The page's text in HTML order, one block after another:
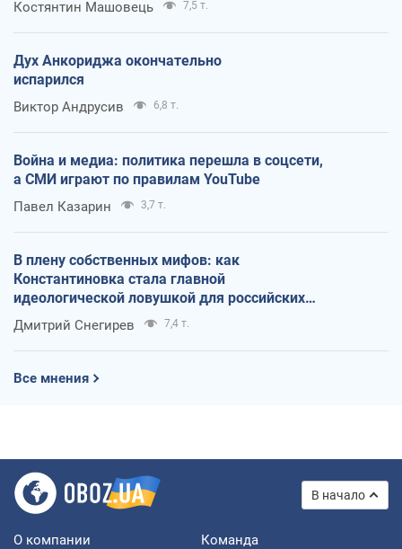
Костянтин Машовець 7,5 т.
Дух Анкориджа окончательно
испарился
Виктор Андрусив 6,8 т.
Война и медиа: политика перешла в соцсети,
а СМИ играют по правилам YouTube
Павел Казарин 3,7 т.
В плену собственных мифов: как
Константиновка стала главной
идеологической ловушкой для российских
оккупантов
Дмитрий Снегирев 7,4 т.
Все мнения
В начало
О компании Команда